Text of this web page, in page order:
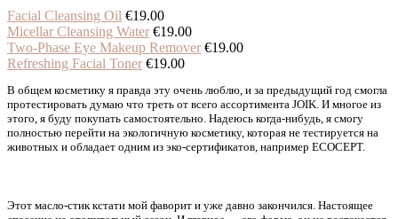
Facial Cleansing Oil €19.00
Micellar Cleansing Water €19.00
Two-Phase Eye Makeup Remover €19.00
Refreshing Facial Toner €19.00
В общем косметику я правда эту очень люблю, и за предыдущий год смогла
протестировать думаю что треть от всего ассортимента JOIK. И многое из
этого, я буду покупать самостоятельно. Надеюсь когда-нибудь, я смогу
полностью перейти на экологичную косметику, которая не тестируется на
животных и обладает одним из эко-сертификатов, например ECOCEPT.
Этот масло-стик кстати мой фаворит и уже давно закончился. Настоящее